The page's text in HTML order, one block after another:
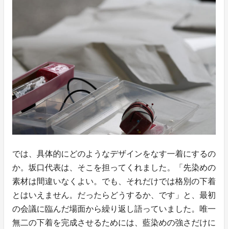
では、具体的にどのようなデザインをなす一着にするの
か。坂口代表は、そこを担ってくれました。「先染めの
素材は間違いなくよい。でも、それだけでは格別の下着
とはいえません。だったらどうするか、です」と、最初
の会議に臨んだ場面から繰り返し語っていました。唯一
無二の下着を完成させるためには、藍染めの強さだけに